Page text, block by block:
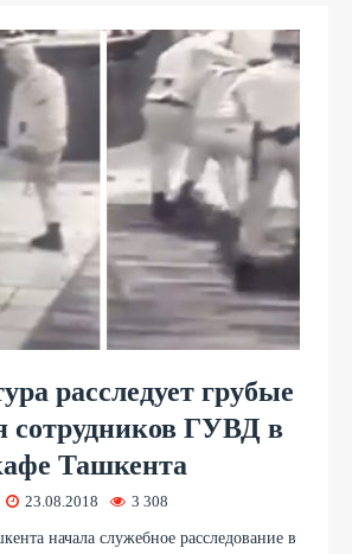
расследует грубые
сотрудников ГУВД в
Ташкента
23.08.2018 3 308
начала служебное расследование в